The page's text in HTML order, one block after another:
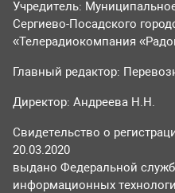
Учредитель:
Сергиево-Посадского
«Телерадиокомпания
Главный редактор:
Директор: Андреева Н.Н.
Свидетельство о
20.03.2020
выдано Федеральной
информационных